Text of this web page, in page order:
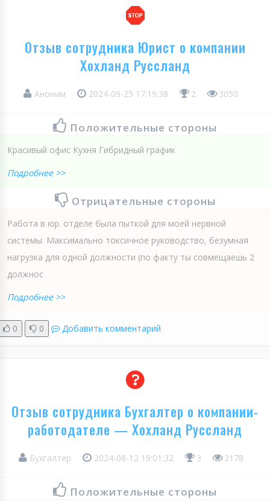
Отзыв сотрудника Юрист о компании
Хохланд Руссланд
Аноним 2024-09-25 17:19:38 2 3050
Положительные стороны
Красивый офис Кухня Гибридный график
Подробнее >>
Отрицательные стороны
Работа в юр. отделе была пыткой для моей нервной
системы. Максимально токсичное руководство, безумная
нагрузка для одной должности (по факту ты совмещаешь 2
должнос
Подробнее >>
0 0 Добавить комментарий
Отзыв сотрудника Бухгалтер о компании-
работодателе — Хохланд Руссланд
Бухгалтер 2024-08-12 19:01:32 3 3178
Положительные стороны